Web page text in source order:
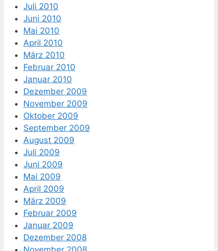
Juli 2010
Juni 2010
Mai 2010
April 2010
März 2010
Februar 2010
Januar 2010
Dezember 2009
November 2009
Oktober 2009
September 2009
August 2009
Juli 2009
Juni 2009
Mai 2009
April 2009
März 2009
Februar 2009
Januar 2009
Dezember 2008